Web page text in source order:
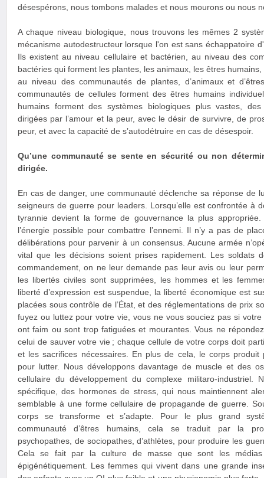
désespérons, nous tombons malades et nous mourons ou nous
A chaque niveau biologique, nous trouvons les mêmes 2
mécanisme autodestructeur lorsque l'on est sans échappatoire
Ils existent au niveau cellulaire et bactérien, au niveau des
bactéries qui forment les plantes, les animaux, les êtres
au niveau des communautés de plantes, d’animaux et
communautés de cellules forment des êtres humains
humains forment des systèmes biologiques plus vastes,
dirigées par l’amour et la peur, avec le désir de survivre, de
peur, et avec la capacité de s’autodétruire en cas de désespoir.
Qu’une communauté se sente en sécurité ou non
dirigée.
En cas de danger, une communauté déclenche sa réponse de
seigneurs de guerre pour leaders. Lorsqu’elle est confrontée à
tyrannie devient la forme de gouvernance la plus
l’énergie possible pour combattre l’ennemi. Il n’y a pas de
délibérations pour parvenir à un consensus. Aucune armée
vital que les décisions soient prises rapidement. Les soldats
commandement, on ne leur demande pas leur avis ou leur
les libertés civiles sont supprimées, les hommes et les
liberté d’expression est suspendue, la liberté économique est
placées sous contrôle de l’État, et des réglementations de prix
fuyez ou luttez pour votre vie, vous ne vous souciez pas si
ont faim ou sont trop fatiguées et mourantes. Vous ne
celui de sauver votre vie ; chaque cellule de votre corps doit
et les sacrifices nécessaires. En plus de cela, le corps produit
pour lutter. Nous développons davantage de muscle et des
cellulaire du développement du complexe militaro-industriel.
spécifique, des hormones de stress, qui nous maintiennent
semblable à une forme cellulaire de propagande de guerre.
corps se transforme et s’adapte. Pour le plus grand
communauté d’êtres humains, cela se traduit par la
psychopathes, de sociopathes, d’athlètes, pour produire les
Cela se fait par la culture de masse que sont les médias
épigénétiquement. Les femmes qui vivent dans une grande